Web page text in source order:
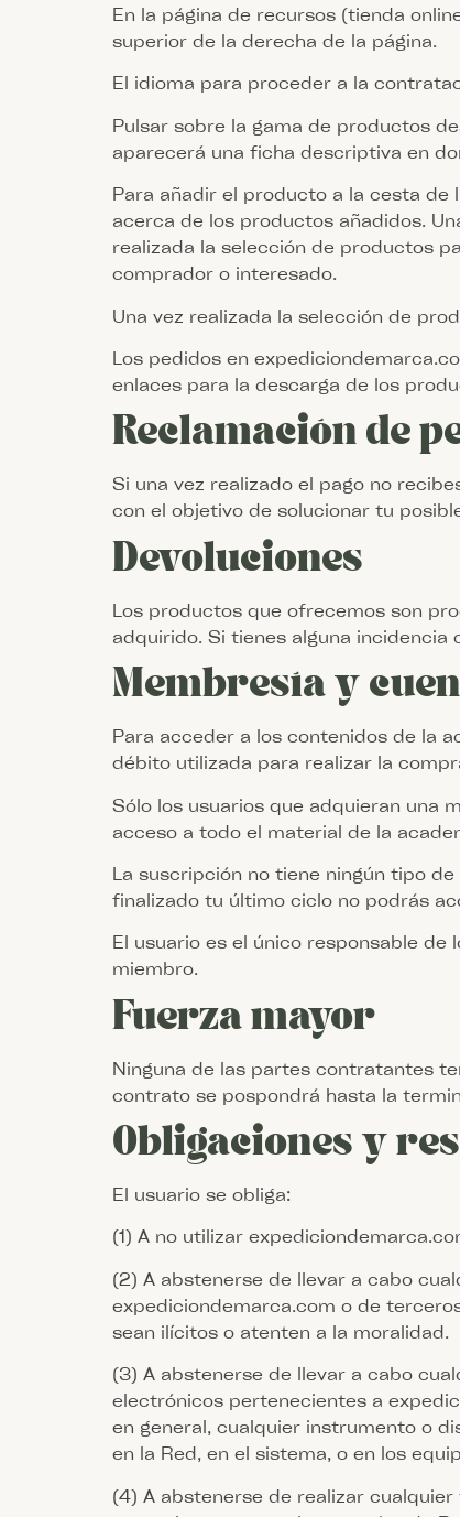
En la página de recursos (tienda
superior de la derecha de la página.
El idioma para proceder a la
Pulsar sobre la gama de productos
aparecerá una ficha descriptiva en
Para añadir el producto a la cesta de
acerca de los productos añadidos.
realizada la selección de productos
comprador o interesado.
Una vez realizada la selección de
Los pedidos en
enlaces para la descarga de los
Reclamación de
Si una vez realizado el pago no
con el objetivo de solucionar tu
Devoluciones
Los productos que ofrecemos son
adquirido. Si tienes alguna
Membresía y
Para acceder a los contenidos de la
débito utilizada para realizar la
Sólo los usuarios que adquieran una
acceso a todo el material de la
La suscripción no tiene ningún tipo
finalizado tu último ciclo no podrás
El usuario es el único responsable
miembro.
Fuerza mayor
Ninguna de las partes contratantes
contrato se pospondrá hasta la
Obligaciones y
El usuario se obliga:
(1) A no utilizar
(2) A abstenerse de llevar a cabo
expediciondemarca.com o de
sean ilícitos o atenten a la moralidad.
(3) A abstenerse de llevar a cabo
electrónicos pertenecientes a
en general, cualquier instrumento o
en la Red, en el sistema, o en los
(4) A abstenerse de realizar